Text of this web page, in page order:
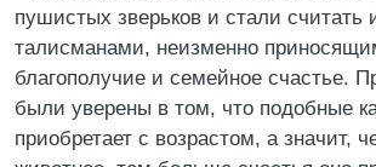
пушистых зверьков и стали считать
талисманами, неизменно
благополучие и семейное счастье.
были уверены в том, что подобные
приобретает с возрастом, а значит,